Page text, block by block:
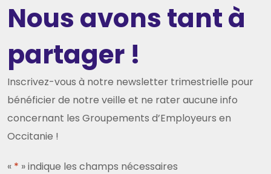
Nous avons tant à
partager !
Inscrivez-vous à notre newsletter trimestrielle pour
bénéficier de notre veille et ne rater aucune info
concernant les Groupements d’Employeurs en
Occitanie !
« * » indique les champs nécessaires